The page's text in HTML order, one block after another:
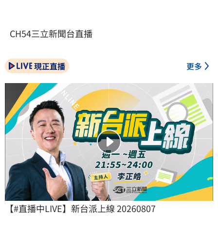
CH54三立新聞台直播
現正直播 更多
【#直播中LIVE】新台派上線 20260807